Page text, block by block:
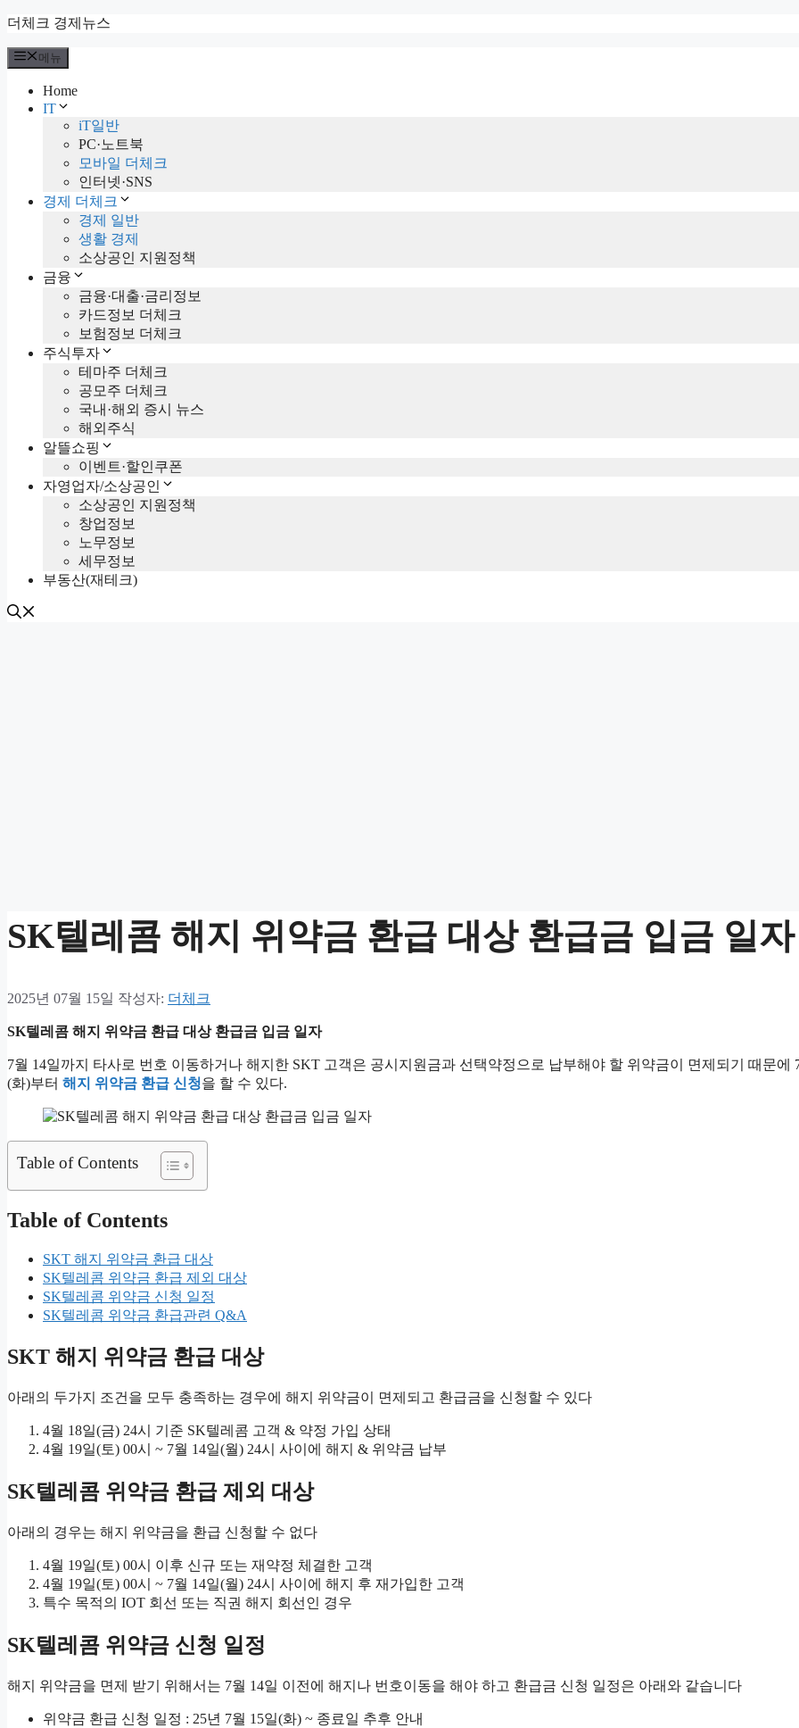
컨
츠
더체크 경제뉴스
메뉴
Home
IT
iT일반
PC·노트북
모바일 더체크
인터넷·SNS
경제 더체크
경제 일반
생활 경제
소상공인 지원정책
금융
금융·대출·금리정보
카드정보 더체크
보험정보 더체크
주식투자
테마주 더체크
공모주 더체크
국내·해외 증시 뉴스
해외주식
알뜰쇼핑
이벤트·할인쿠폰
자영업자/소상공인
소상공인 지원정책
창업정보
노무정보
세무정보
부동산(재테크)
SK텔레콤 해지 위약금 환급 대상 환급금 입금 일자
2025년 07월 15일 작성자: 더체크
SK텔레콤 해지 위약금 환급 대상 환급금 입금 일자
7월 14일까지 타사로 번호 이동하거나 해지한 SKT 고객은 공시지원금과 선택약정으로 납부해야 할 위약금이 면제되기 때문에
(화)부터 해지 위약금 환급 신청을 할 수 있다.
Table of Contents
Table of Contents
SKT 해지 위약금 환급 대상
SK텔레콤 위약금 환급 제외 대상
SK텔레콤 위약금 신청 일정
SK텔레콤 위약금 환급관련 Q&A
SKT 해지 위약금 환급 대상
아래의 두가지 조건을 모두 충족하는 경우에 해지 위약금이 면제되고 환급금을 신청할 수 있다
4월 18일(금) 24시 기준 SK텔레콤 고객 & 약정 가입 상태
4월 19일(토) 00시 ~ 7월 14일(월) 24시 사이에 해지 & 위약금 납부
SK텔레콤 위약금 환급 제외 대상
아래의 경우는 해지 위약금을 환급 신청할 수 없다
4월 19일(토) 00시 이후 신규 또는 재약정 체결한 고객
4월 19일(토) 00시 ~ 7월 14일(월) 24시 사이에 해지 후 재가입한 고객
특수 목적의 IOT 회선 또는 직권 해지 회선인 경우
SK텔레콤 위약금 신청 일정
해지 위약금을 면제 받기 위해서는 7월 14일 이전에 해지나 번호이동을 해야 하고 환급금 신청 일정은 아래와 같습니다
위약금 환급 신청 일정 : 25년 7월 15일(화) ~ 종료일 추후 안내